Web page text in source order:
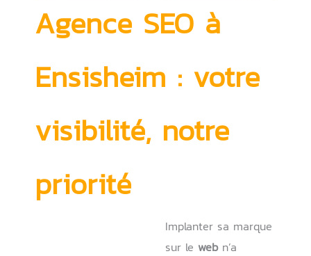
Agence SEO à
Ensisheim : votre
visibilité, notre
priorité
Implanter sa marque
sur le webn’a